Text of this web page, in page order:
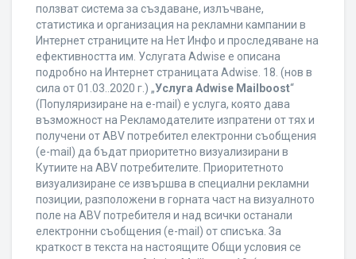
ползват система за създаване, излъчване,
статистика и организация на рекламни кампании в
Интернет страниците на Нет Инфо и проследяване на
ефективността им. Услугата Adwise е описана
подробно на Интернет страницата Adwise. 18. (нов в
сила от 01.03..2020 г.) „Услуга Adwise Mailboost“
(Популяризиране на e-mail) е услуга, която дава
възможност на Рекламодателите изпратени от тях и
получени от ABV потребител електронни съобщения
(e-mail) да бъдат приоритетно визуализирани в
Кутиите на ABV потребителите. Приоритетното
визуализиране се извършва в специални рекламни
позиции, разположени в горната част на визуалното
поле на ABV потребителя и над всички останали
електронни съобщения (e-mail) от списъка. За
краткост в текста на настоящите Общи условия се